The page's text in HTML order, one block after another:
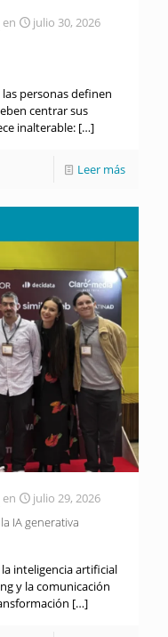
en
julio 30, 2026
personas definen
centrar sus
inalterable: […]
Leer más
en
julio 29, 2026
IA generativa
inteligencia artificial
y la comunicación
[…]